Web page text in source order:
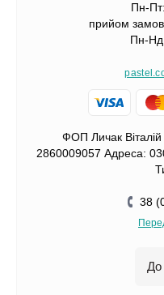
Пн-
прийом
Пн-
ФОП Личак
2860009057 Адреса:
38
До